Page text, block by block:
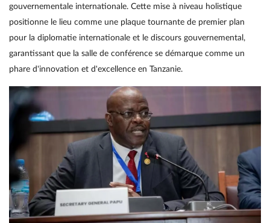
gouvernementale internationale. Cette mise à niveau holistique
positionne le lieu comme une plaque tournante de premier plan
pour la diplomatie internationale et le discours gouvernemental,
garantissant que la salle de conférence se démarque comme un
phare d'innovation et d'excellence en Tanzanie.